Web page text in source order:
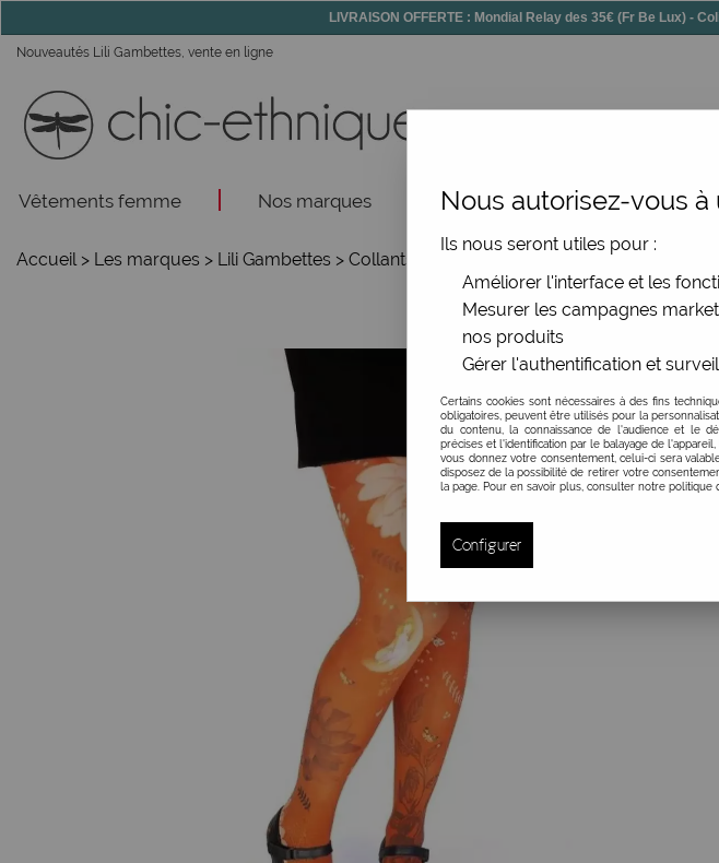
LIVRAISON OFFERTE : Mondial Relay des 35€ (Fr Be Lux) -
Nouveautés Lili Gambettes, vente en ligne
Vêtements femme Nos marques Accessoires
Accueil > Les marques > Lili Gambettes > Collants imprimés originaux femme
Nous autorisez-vous
Ils nous seront utiles pour :
Améliorer l'interface et les
Mesurer les campagnes
nos produits
Gérer l'authentification et
Certains cookies sont nécessaires à des fins
obligatoires, peuvent être utilisés pour la
du contenu, la connaissance de l'audience et le
précises et l'identification par le balayage de
vous donnez votre consentement, celui-ci sera
disposez de la possibilité de retirer votre
la page. Pour en savoir plus, consulter notre politique
Configurer